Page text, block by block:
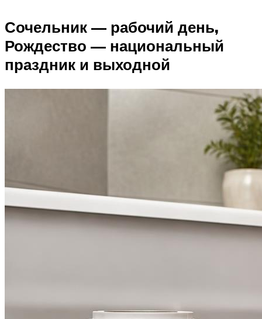
Сочельник — рабочий день,
Рождество — национальный
праздник и выходной